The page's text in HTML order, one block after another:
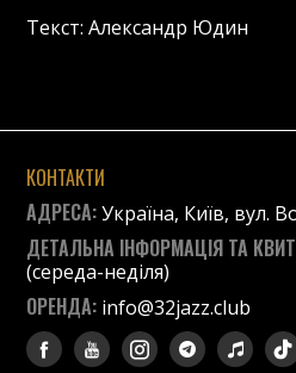
Текст: Александр Юдин
КОНТАКТИ
АДРЕСА:Україна, Київ, вул.
ДЕТАЛЬНА ІНФОРМАЦІЯ ТА
(середа-неділя)
ОРЕНДА: info@32jazz.club